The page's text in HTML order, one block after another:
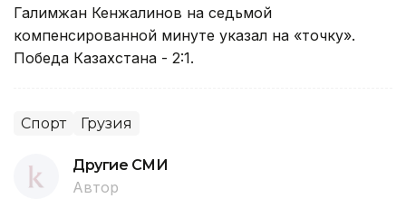
Галимжан Кенжалинов на седьмой
компенсированной минуте указал на «точку».
Победа Казахстана - 2:1.
Спорт Грузия
Другие СМИ
Автор